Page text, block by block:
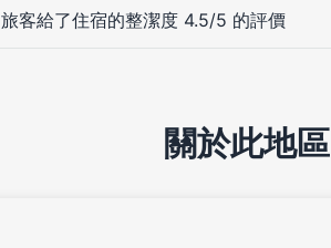
旅客給了住宿的整潔度 4.5/5 的評價
關於此地區